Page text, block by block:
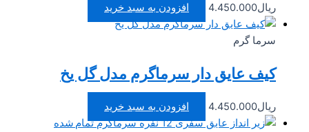
ریال4.450.000 افزودن به سبد خرید
سرما گرم
کیف عایق دار سرماگرم مدل گل یخ
ریال4.450.000
افزودن به سبد خرید
تمام شده